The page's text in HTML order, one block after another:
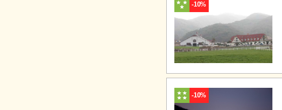
-10%
-10%